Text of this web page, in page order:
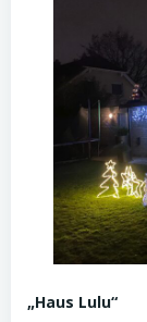
„Haus Lulu“